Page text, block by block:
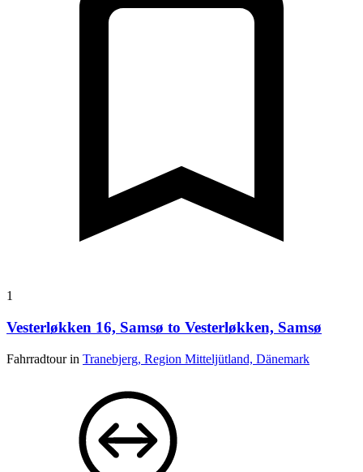
1
Vesterløkken 16, Samsø to Vesterløkken, Samsø
Fahrradtour in Tranebjerg, Region Mitteljütland, Dänemark